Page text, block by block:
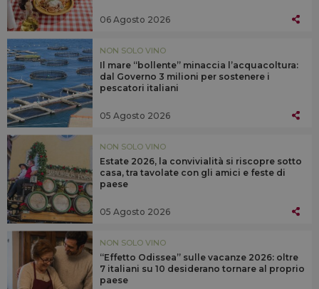
06 Agosto 2026
NON SOLO VINO
Il mare “bollente” minaccia l’acquacoltura:
dal Governo 3 milioni per sostenere i
pescatori italiani
05 Agosto 2026
NON SOLO VINO
Estate 2026, la convivialità si riscopre sotto
casa, tra tavolate con gli amici e feste di
paese
05 Agosto 2026
NON SOLO VINO
“Effetto Odissea” sulle vacanze 2026: oltre
7 italiani su 10 desiderano tornare al proprio
paese